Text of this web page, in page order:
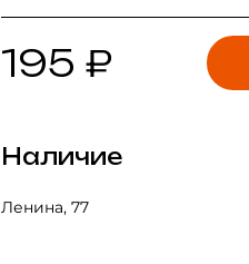
195 ₽
Наличие
Ленина, 77